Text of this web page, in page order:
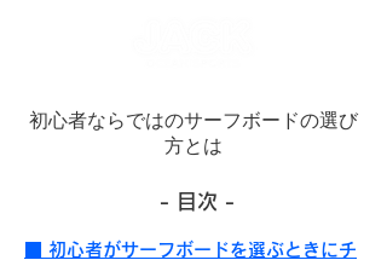
初心者ならではのサーフボードの選び
方とは
- 目次 -
初心者がサーフボードを選ぶときにチ